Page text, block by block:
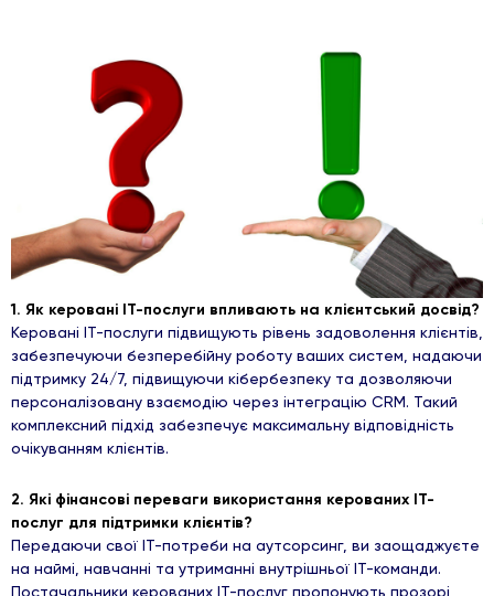
1. Як керовані ІТ-послуги впливають на клієнтський досвід?
Керовані ІТ-послуги підвищують рівень задоволення клієнтів,
забезпечуючи безперебійну роботу ваших систем, надаючи
підтримку 24/7, підвищуючи кібербезпеку та дозволяючи
персоналізовану взаємодію через інтеграцію CRM. Такий
комплексний підхід забезпечує максимальну відповідність
очікуванням клієнтів.
2. Які фінансові переваги використання керованих ІТ-
послуг для підтримки клієнтів?
Передаючи свої ІТ-потреби на аутсорсинг, ви заощаджуєте
на наймі, навчанні та утриманні внутрішньої ІТ-команди.
Постачальники керованих ІТ-послуг пропонують прозорі